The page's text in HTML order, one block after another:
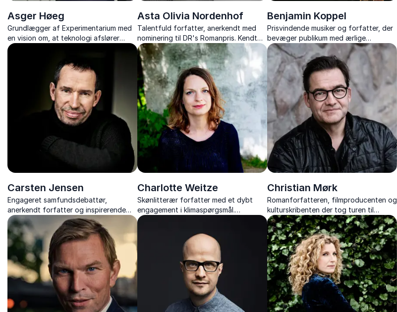
Asger Høeg
Grundlægger af Experimentarium med
en vision om, at teknologi afslører
fremtidens muligheder. Inspirerer til
Asta Olivia Nordenhof
Talentfuld forfatter, anerkendt med
nominering til DR's Romanpris. Kendt
for sin evne til at skabe
tankevækkende litteratur.
Benjamin Koppel
Prisvindende musiker og forfatter, der
bevæger publikum med ærlige
fortællinger om familie, kunst og livets
valg.
Carsten Jensen
Engageret samfundsdebattør,
anerkendt forfatter og inspirerende
foredragsholder. Kendt for sin dybe
indsigt og evne til at sætte ord på
komplekse emner.
Charlotte Weitze
Skønlitterær forfatter med et dybt
engagement i klimaspørgsmål.
Kombinerer sin forfattergerning med at
Christian Mørk
Romanforfatteren, filmproducenten og
kulturskribenten der tog turen til
Amerika.